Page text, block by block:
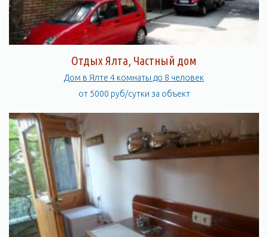
Отдых Ялта, Частный дом
Дом в Ялте 4 комнаты до 8 человек
от 5000 руб/сутки за объект